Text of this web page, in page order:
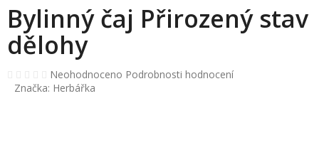
Bylinný čaj Přirozený stav
dělohy
Průměrné
hodnocení
Neohodnoceno Podrobnosti hodnocení
Značka: Herbářka